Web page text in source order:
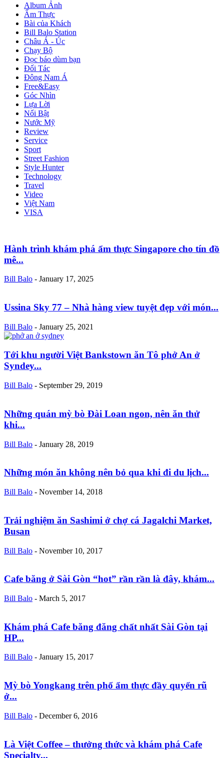
Album Ảnh
Ẩm Thực
Bài của Khách
Bill Balo Station
Châu Á - Úc
Chạy Bộ
Đọc báo dùm bạn
Đối Tác
Đông Nam Á
Free&Easy
Góc Nhìn
Lựa Lời
Nổi Bật
Nước Mỹ
Review
Service
Sport
Street Fashion
Style Hunter
Technology
Travel
Video
Việt Nam
VISA
Hành trình khám phá ẩm thực Singapore cho tín đồ
mê...
Bill Balo - January 17, 2025
Ussina Sky 77 – Nhà hàng view tuyệt đẹp với món...
Bill Balo - January 25, 2021
Tới khu người Việt Bankstown ăn Tô phở An ở
Syndey...
Bill Balo - September 29, 2019
Những quán mỳ bò Đài Loan ngon, nên ăn thử
khi...
Bill Balo - January 28, 2019
Những món ăn không nên bỏ qua khi đi du lịch...
Bill Balo - November 14, 2018
Trải nghiệm ăn Sashimi ở chợ cá Jagalchi Market,
Busan
Bill Balo - November 10, 2017
Cafe băng ở Sài Gòn “hot” rần rần là đây, khám...
Bill Balo - March 5, 2017
Khám phá Cafe băng đăng chất nhất Sài Gòn tại
HP...
Bill Balo - January 15, 2017
Mỳ bò Yongkang trên phố ẩm thực đầy quyến rũ
ở...
Bill Balo - December 6, 2016
Là Việt Coffee – thưởng thức và khám phá Cafe
Specialty...